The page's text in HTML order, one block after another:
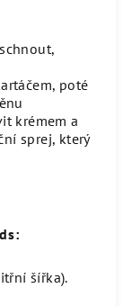
poté
krémem a
sprej, který
šířka).